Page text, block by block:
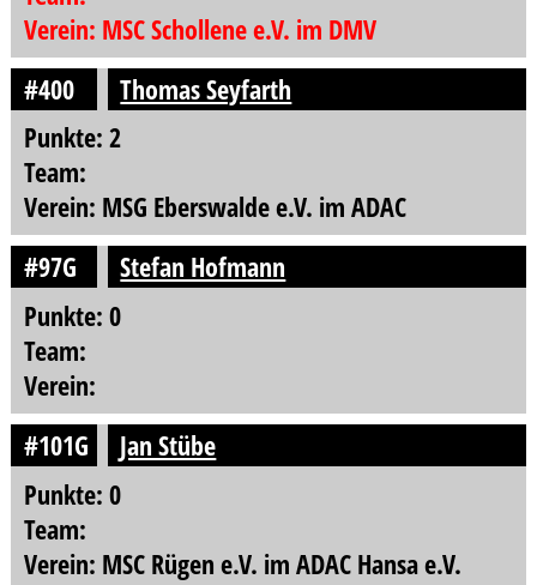
Verein: MSC Schollene e.V. im DMV
#400
Thomas Seyfarth
Punkte: 2
Team:
Verein: MSG Eberswalde e.V. im ADAC
#97G
Stefan Hofmann
Punkte: 0
Team:
Verein:
#101G
Jan Stübe
Punkte: 0
Team:
Verein: MSC Rügen e.V. im ADAC Hansa e.V.